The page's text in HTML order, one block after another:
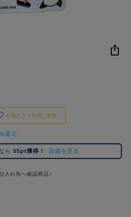
お気に入り作品に追加
還元
ら 55pt獲得！ 詳細を見る
入れ先へ確認商品）